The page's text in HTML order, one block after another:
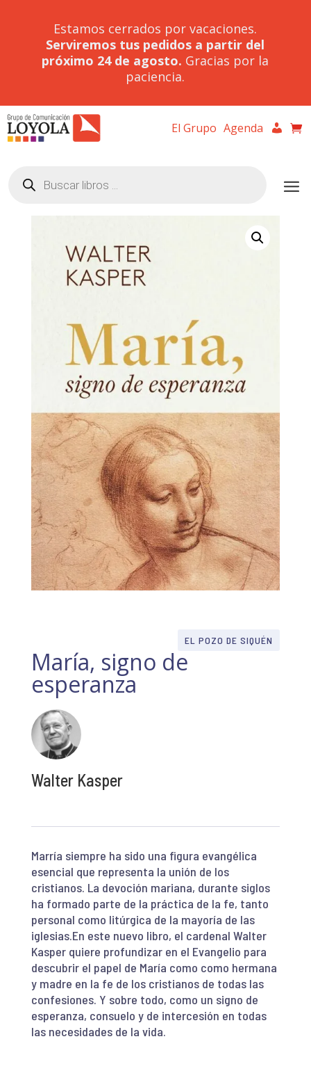
Estamos cerrados por vacaciones.
Serviremos tus pedidos a partir del
próximo 24 de agosto. Gracias por la
paciencia.
El Grupo Agenda
productos
EL POZO DE SIQUÉN
María, signo de
esperanza
Walter Kasper
Marría siempre ha sido una figura evangélica
esencial que representa la unión de los
cristianos. La devoción mariana, durante siglos
ha formado parte de la práctica de la fe, tanto
personal como litúrgica de la mayoría de las
iglesias.En este nuevo libro, el cardenal Walter
Kasper quiere profundizar en el Evangelio para
descubrir el papel de María como como hermana
y madre en la fe de los cristianos de todas las
confesiones. Y sobre todo, como un signo de
esperanza, consuelo y de intercesión en todas
las necesidades de la vida.